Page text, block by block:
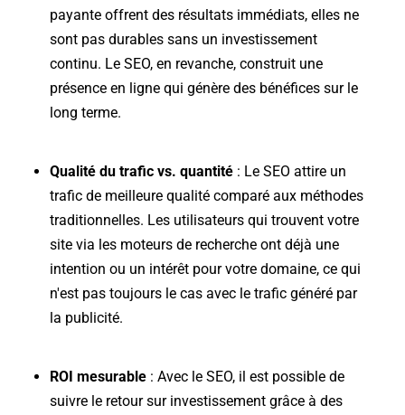
payante offrent des résultats immédiats, elles ne
sont pas durables sans un investissement
continu. Le SEO, en revanche, construit une
présence en ligne qui génère des bénéfices sur le
long terme.
Qualité du trafic vs. quantité : Le SEO attire un
trafic de meilleure qualité comparé aux méthodes
traditionnelles. Les utilisateurs qui trouvent votre
site via les moteurs de recherche ont déjà une
intention ou un intérêt pour votre domaine, ce qui
n'est pas toujours le cas avec le trafic généré par
la publicité.
ROI mesurable : Avec le SEO, il est possible de
suivre le retour sur investissement grâce à des